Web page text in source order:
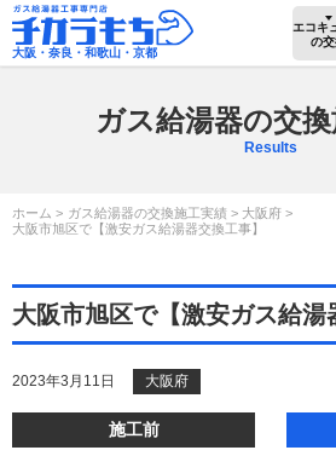
大阪・奈良・和歌山・京都
エコキ
の
ガス給湯器の交
Results
ホーム ガス給湯器の交換施工実績
大阪府
大阪市旭区で【激安ガス給湯器交換工事】
大阪市旭区で【激安ガス給湯
2023年3月11日 大阪府
施工前